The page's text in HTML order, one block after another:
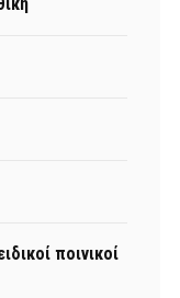
ποινικοί